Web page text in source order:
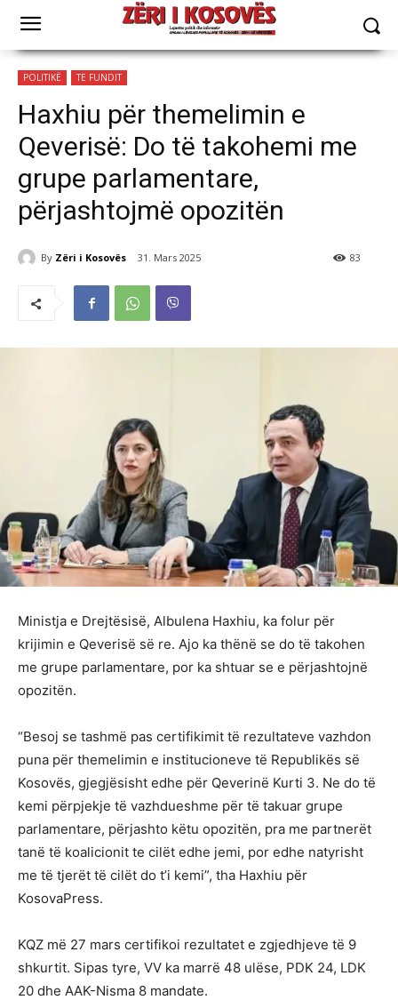
POLITIKË TE FUNDIT
Haxhiu për themelimin e
Qeverisë: Do të takohemi me
grupe parlamentare,
përjashtojmë opozitën
By Zëri i Kosovës 31. Mars 2025 83
Ministja e Drejtësisë, Albulena Haxhiu, ka folur për
krijimin e Qeverisë së re. Ajo ka thënë se do të takohen
me grupe parlamentare, por ka shtuar se e përjashtojnë
opozitën.
“Besoj se tashmë pas certifikimit të rezultateve vazhdon
puna për themelimin e institucioneve të Republikës së
Kosovës, gjegjësisht edhe për Qeverinë Kurti 3. Ne do të
kemi përpjekje të vazhdueshme për të takuar grupe
parlamentare, përjashto këtu opozitën, pra me partnerët
tanë të koalicionit te cilët edhe jemi, por edhe natyrisht
me të tjerët të cilët do t’i kemi”, tha Haxhiu për
KosovaPress.
KQZ më 27 mars certifikoi rezultatet e zgjedhjeve të 9
shkurtit. Sipas tyre, VV ka marrë 48 ulëse, PDK 24, LDK
20 dhe AAK-Nisma 8 mandate.